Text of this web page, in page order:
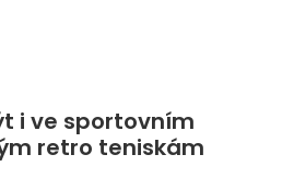
i ve sportovním
retro teniskám